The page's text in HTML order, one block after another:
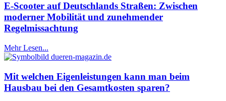
E-Scooter auf Deutschlands Straßen: Zwischen
moderner Mobilität und zunehmender
Regelmissachtung
Mehr Lesen...
Mit welchen Eigenleistungen kann man beim
Hausbau bei den Gesamtkosten sparen?